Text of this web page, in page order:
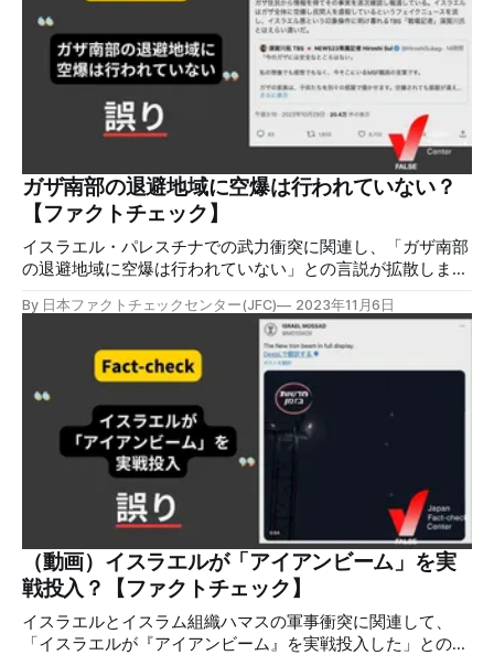
「#TelAviv 」「#Israel」「#HamasWarCrimes（ハマス戦争
犯罪） 」「#HamasMassacre（ハマス虐殺）」「#Syria」
「#AaryaS3OnHotstar（配信ドラマのシーズン3につい
て）」などのハッシュタグがつき、イスラエル・パレスチナ
の武力衝突を示唆している。 リプライ欄には、「Heart
breaking（胸が張り裂けそうだ）」などの動画に同情するコ
メントが多くある。その一方で、拡散した動画が2023年2月
6日に起きたトルコ・シリア大地震に関連した動画だと指摘
するコメントもある。 検証過程 リプライ欄の中に、この動
画は
ガザ南部の退避地域に空爆は行われていない？
【ファクトチェック】
イスラエル・パレスチナでの武力衝突に関連し、「ガザ南部
の退避地域に空爆は行われていない」との言説が拡散しまし
ル軍も発表しており、国連が運営し、避難者が集まる南側の
難民キャンプでも死者が出ています。国内外の多くのメディ
アもガザ南部での攻撃による被害を伝えています。 検証対
「ガザ南部の退避地域に空爆は行われていない」と投稿し
た。TBSの須賀川拓記者の「今のガザに安全なところはな
い」という投稿への反論だ。飯山氏の投稿はX（旧Twitter）
で拡散し、40万件以上の表示と、9500件のいいねを獲得し
ル軍は、10月下旬、ハマスが実効支配するパレスチナ自治区
ガザ地区の北部の住民に対して、南部に退避することを求め
た。 イスラエル空軍のX公式アカウントは10月29日午後3時
（日本時間、以下同）の投稿で「空軍戦闘機がガザ地区全域
の軍事目標を攻撃した」と投稿している。日本ファクトチェ
ックセンター（JFC）
By 日本ファクトチェックセンター(JFC) 2023年11月6日
（動画）イスラエルが「アイアンビーム」を実
戦投入？【ファクトチェック】
イスラエルとイスラム組織ハマスの軍事衝突に関連して、
「イスラエルが『アイアンビーム』を実戦投入した」との動